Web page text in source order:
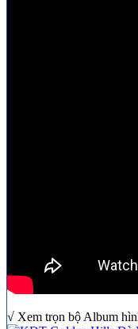
√ Xem trọn bộ Album